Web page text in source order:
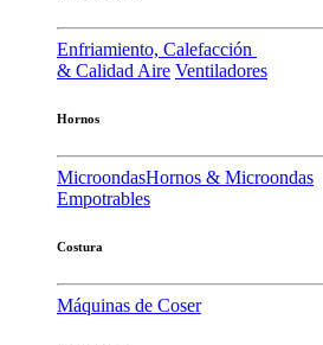
Enfriamiento, Calefacción
& Calidad Aire Ventiladores
Hornos
MicroondasHornos & Microondas
Empotrables
Costura
Máquinas de Coser